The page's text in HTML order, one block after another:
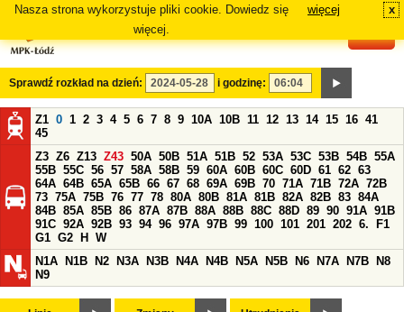
Nasza strona wykorzystuje pliki cookie. Dowiedz się
więcej.
więcej x
Sprawdź rozkład na dzień: i godzinę:
Z1 0 1 2 3 4 5 6 7 8 9 10A 10B 11 12 13 14 15 16 41
45
Z3 Z6 Z13 Z43 50A 50B 51A 51B 52 53A 53C 53B 54B 55A
55B 55C 56 57 58A 58B 59 60A 60B 60C 60D 61 62 63
64A 64B 65A 65B 66 67 68 69A 69B 70 71A 71B 72A 72B
73 75A 75B 76 77 78 80A 80B 81A 81B 82A 82B 83 84A
84B 85A 85B 86 87A 87B 88A 88B 88C 88D 89 90 91A 91B
91C 92A 92B 93 94 96 97A 97B 99 100 101 201 202 6.
F1
G1 G2 H
W
N1A
N1B N2 N3A N3B N4A N4B N5A N5B N6 N7A N7B
N8
N9